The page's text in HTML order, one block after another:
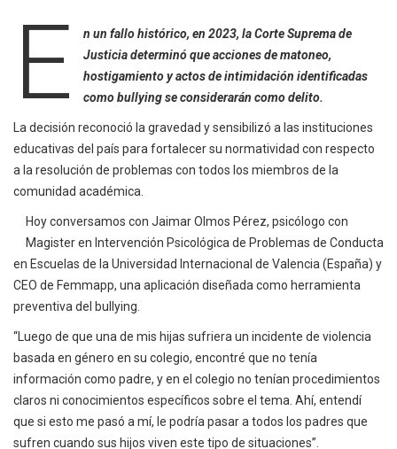
E
n un fallo histórico, en 2023, la Corte Suprema de
Justicia determinó que acciones de matoneo,
hostigamiento y actos de intimidación identificadas
como bullying se considerarán como delito.
La decisión reconoció la gravedad y sensibilizó a las instituciones
educativas del país para fortalecer su normatividad con respecto
a la resolución de problemas con todos los miembros de la
comunidad académica.
Hoy conversamos con Jaimar Olmos Pérez, psicólogo con
Magister en Intervención Psicológica de Problemas de Conducta
en Escuelas de la Universidad Internacional de Valencia (España) y
CEO de Femmapp, una aplicación diseñada como herramienta
preventiva del bullying.
“Luego de que una de mis hijas sufriera un incidente de violencia
basada en género en su colegio, encontré que no tenía
información como padre, y en el colegio no tenían procedimientos
claros ni conocimientos específicos sobre el tema. Ahí, entendí
que si esto me pasó a mí, le podría pasar a todos los padres que
sufren cuando sus hijos viven este tipo de situaciones”.